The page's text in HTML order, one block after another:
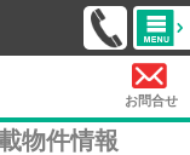
お問合せ
物件情報